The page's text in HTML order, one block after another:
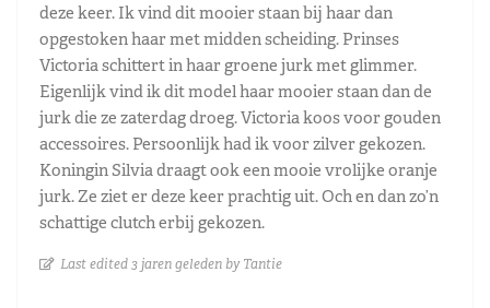
deze keer. Ik vind dit mooier staan bij haar dan
opgestoken haar met midden scheiding. Prinses
Victoria schittert in haar groene jurk met glimmer.
Eigenlijk vind ik dit model haar mooier staan dan de
jurk die ze zaterdag droeg. Victoria koos voor gouden
accessoires. Persoonlijk had ik voor zilver gekozen.
Koningin Silvia draagt ook een mooie vrolijke oranje
jurk. Ze ziet er deze keer prachtig uit. Och en dan zo’n
schattige clutch erbij gekozen.
Last edited 3 jaren geleden by Tantie